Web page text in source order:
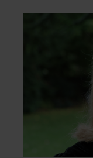
vaker